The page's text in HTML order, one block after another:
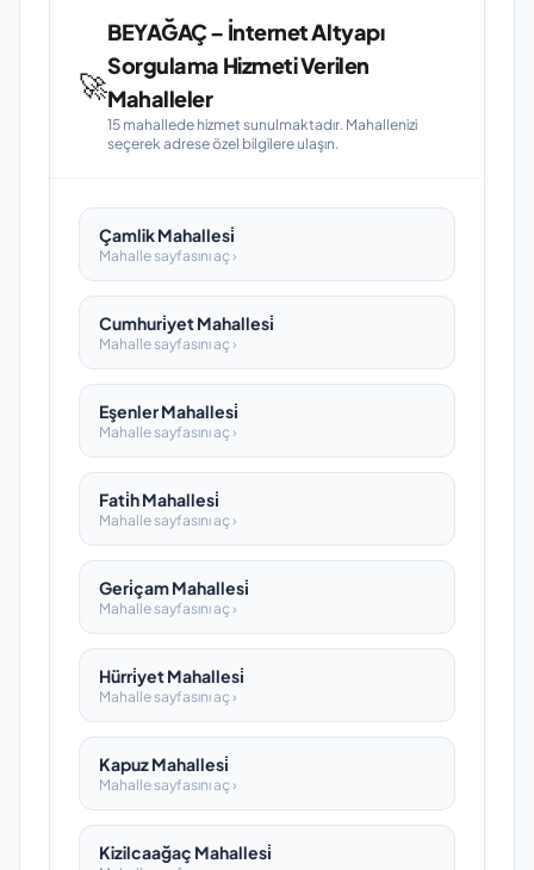
🚀
BEYAĞAÇ – İnternet Altyapı
Sorgulama Hizmeti Verilen
Mahalleler
15 mahallede hizmet sunulmaktadır. Mahallenizi
seçerek adrese özel bilgilere ulaşın.
Çamlik Mahallesi̇
Mahalle sayfasını aç ›
Cumhuri̇yet Mahallesi̇
Mahalle sayfasını aç ›
Eşenler Mahallesi̇
Mahalle sayfasını aç ›
Fati̇h Mahallesi̇
Mahalle sayfasını aç ›
Geri̇çam Mahallesi̇
Mahalle sayfasını aç ›
Hürri̇yet Mahallesi̇
Mahalle sayfasını aç ›
Kapuz Mahallesi̇
Mahalle sayfasını aç ›
Kizilcaağaç Mahallesi̇